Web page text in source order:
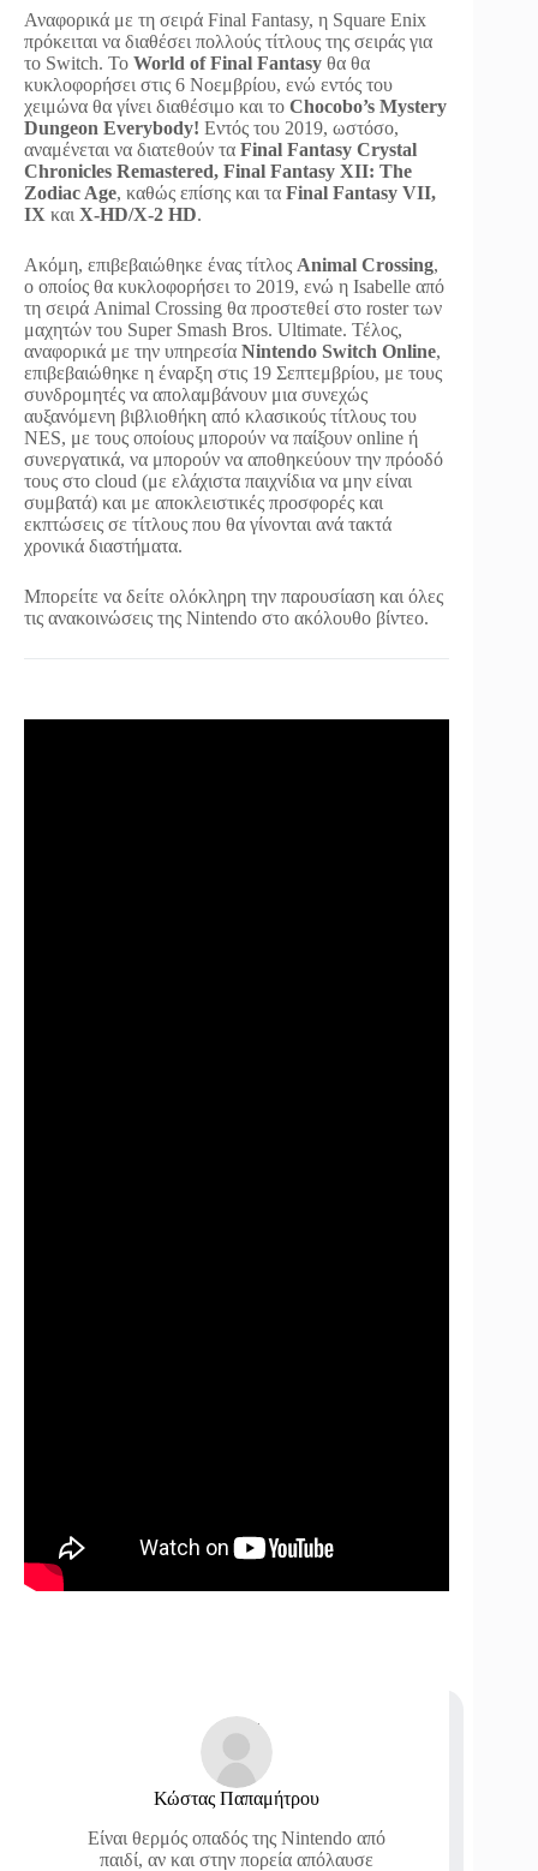
Αναφορικά με τη σειρά Final Fantasy, η Square Enix
πρόκειται να διαθέσει πολλούς τίτλους της σειράς για
το Switch. To World of Final Fantasy θα θα
κυκλοφορήσει στις 6 Νοεμβρίου, ενώ εντός του
χειμώνα θα γίνει διαθέσιμο και το Chocobo’s Mystery
Dungeon Everybody! Εντός του 2019, ωστόσο,
αναμένεται να διατεθούν τα Final Fantasy Crystal
Chronicles Remastered, Final Fantasy XII: The
Zodiac Age, καθώς επίσης και τα Final Fantasy VII,
IX και X-HD/X-2 HD.
Ακόμη, επιβεβαιώθηκε ένας τίτλος Animal Crossing,
ο οποίος θα κυκλοφορήσει το 2019, ενώ η Isabelle από
τη σειρά Animal Crossing θα προστεθεί στο roster των
μαχητών του Super Smash Bros. Ultimate. Τέλος,
αναφορικά με την υπηρεσία Nintendo Switch Online,
επιβεβαιώθηκε η έναρξη στις 19 Σεπτεμβρίου, με τους
συνδρομητές να απολαμβάνουν μια συνεχώς
αυξανόμενη βιβλιοθήκη από κλασικούς τίτλους του
NES, με τους οποίους μπορούν να παίξουν online ή
συνεργατικά, να μπορούν να αποθηκεύουν την πρόοδό
τους στο cloud (με ελάχιστα παιχνίδια να μην είναι
συμβατά) και με αποκλειστικές προσφορές και
εκπτώσεις σε τίτλους που θα γίνονται ανά τακτά
χρονικά διαστήματα.
Μπορείτε να δείτε ολόκληρη την παρουσίαση και όλες
τις ανακοινώσεις της Nintendo στο ακόλουθο βίντεο.
Κώστας Παπαμήτρου
Είναι θερμός οπαδός της Nintendo από
παιδί, αν και στην πορεία απόλαυσε